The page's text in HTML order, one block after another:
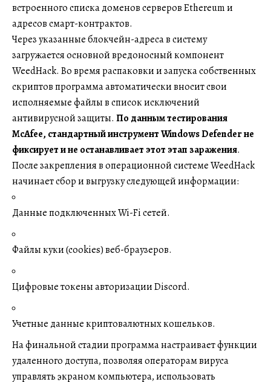
встроенного списка доменов серверов Ethereum и
адресов смарт-контрактов.
Через указанные блокчейн-адреса в систему
загружается основной вредоносный компонент
WeedHack. Во время распаковки и запуска собственных
скриптов программа автоматически вносит свои
исполняемые файлы в список исключений
антивирусной защиты. По данным тестирования
McAfee, стандартный инструмент Windows Defender не
фиксирует и не останавливает этот этап заражения.
После закрепления в операционной системе WeedHack
начинает сбор и выгрузку следующей информации:
Данные подключенных Wi-Fi сетей.
Файлы куки (cookies) веб-браузеров.
Цифровые токены авторизации Discord.
Учетные данные криптовалютных кошельков.
На финальной стадии программа настраивает функции
удаленного доступа, позволяя операторам вируса
управлять экраном компьютера, использовать